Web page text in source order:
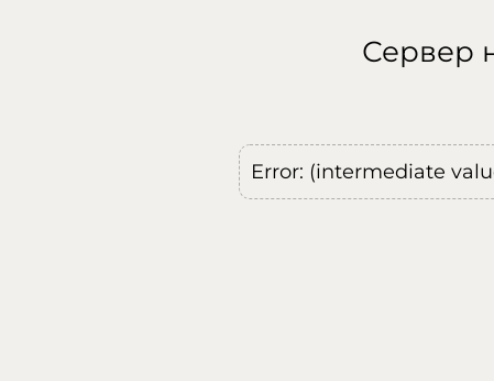
Сервер
Error: (intermediate